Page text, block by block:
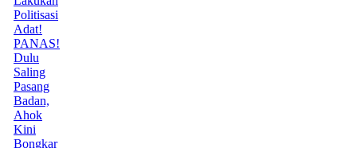
Politisasi
Adat!
PANAS!
Dulu
Saling
Pasang
Badan,
Ahok
Kini
Bongkar